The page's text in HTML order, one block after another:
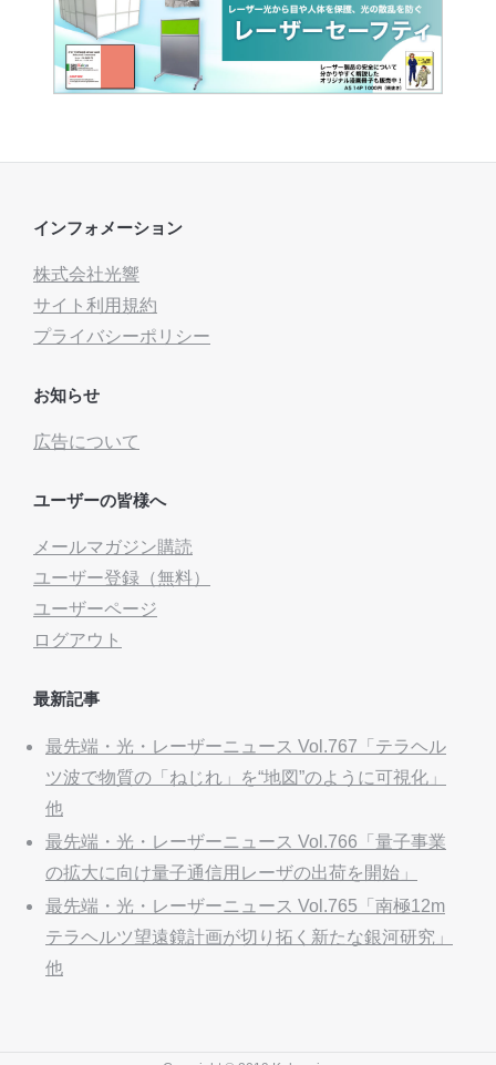
インフォメーション
株式会社光響
サイト利用規約
プライバシーポリシー
お知らせ
広告について
ユーザーの皆様へ
メールマガジン購読
ユーザー登録（無料）
ユーザーページ
ログアウト
最新記事
最先端・光・レーザーニュース Vol.767「テラヘル
ツ波で物質の「ねじれ」を“地図”のように可視化」
他
最先端・光・レーザーニュース Vol.766「量子事業
の拡大に向け量子通信用レーザの出荷を開始」
最先端・光・レーザーニュース Vol.765「南極12m
テラヘルツ望遠鏡計画が切り拓く新たな銀河研究」
他